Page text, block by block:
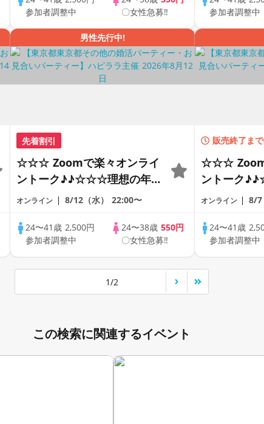
の方が対象☆司会進行あり♪♪
参加者調整中
〇女性急募‼
の方が対
参加者調整中
男性先行中!
先着割引
☆☆☆ Zoomで楽々オンライ
ントーク♪♪☆☆☆理想の年の
差♪♪ そろそろ・・・素敵な
アルなオンライン婚活☆全国
の方が対象☆司会進行あり♪♪
オンライン 8/12（水） 22:00〜
24〜41歳 2,500円
参加者調整中
24〜38歳550円
〇女性急募‼
販売終了まで
☆☆☆ Zoom
ントーク
差♪♪ そろそ
アルなオン
の方が対
オンライン 8/7
24〜41歳
参加者調整中
1/2
この検索に関連するイベント